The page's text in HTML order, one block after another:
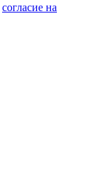
согласие на